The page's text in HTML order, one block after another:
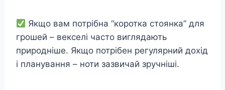
Якщо вам потрібна “коротка стоянка” для
грошей – векселі часто виглядають
природніше. Якщо потрібен регулярний дохід
і планування – ноти зазвичай зручніші.